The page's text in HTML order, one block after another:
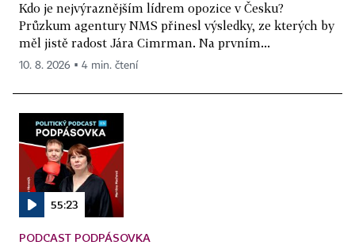
Kdo je nejvýraznějším lídrem opozice v Česku?
Průzkum agentury NMS přinesl výsledky, ze kterých by
měl jistě radost Jára Cimrman. Na prvním...
10. 8. 2026 ▪ 4 min. čtení
55:23
PODCAST PODPÁSOVKA